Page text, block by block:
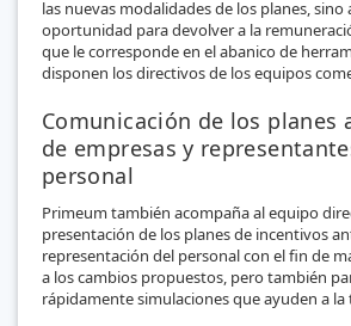
las nuevas modalidades de los planes, sino
oportunidad para devolver a la
que le corresponde en el abanico de
disponen los directivos de los equipos
Comunicación de los planes
de empresas y
personal
Primeum también acompaña al equipo
presentación de los planes de incentivos
representación del personal con el fin de
a los cambios propuestos, pero también
rápidamente simulaciones que ayuden a